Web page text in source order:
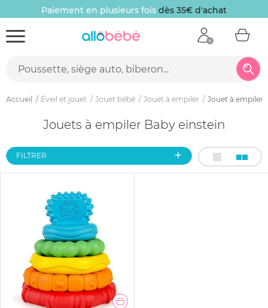
Paiement en plusieurs fois dès 35€ d'achat
Accueil Éveil et jouet Jouet bébé Jouet à empiler Jouet à empiler
Jouets à empiler Baby einstein
FILTRER